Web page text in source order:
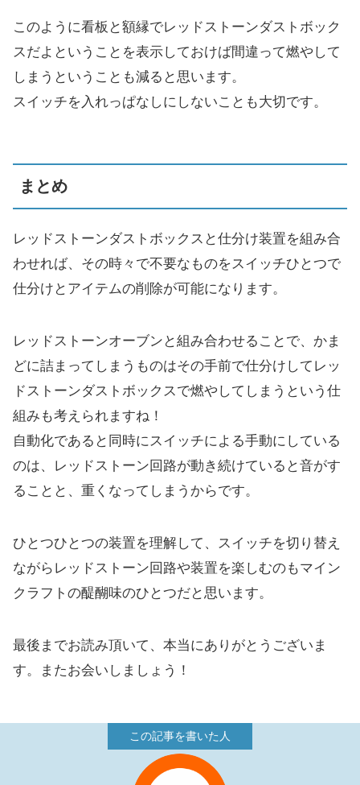
このように看板と額縁でレッドストーンダストボック
スだよということを表示しておけば間違って燃やして
しまうということも減ると思います。
スイッチを入れっぱなしにしないことも大切です。
まとめ
レッドストーンダストボックスと仕分け装置を組み合
わせれば、その時々で不要なものをスイッチひとつで
仕分けとアイテムの削除が可能になります。
レッドストーンオーブンと組み合わせることで、かま
どに詰まってしまうものはその手前で仕分けしてレッ
ドストーンダストボックスで燃やしてしまうという仕
組みも考えられますね！
自動化であると同時にスイッチによる手動にしている
のは、レッドストーン回路が動き続けていると音がす
ることと、重くなってしまうからです。
ひとつひとつの装置を理解して、スイッチを切り替え
ながらレッドストーン回路や装置を楽しむのもマイン
クラフトの醍醐味のひとつだと思います。
最後までお読み頂いて、本当にありがとうございま
す。またお会いしましょう！